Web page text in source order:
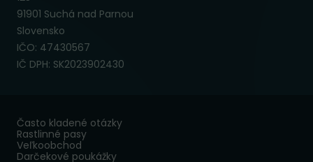
91901 Suchá nad Parnou
Slovensko
IČO: 47430567
IČ DPH: SK2023902430
Často kladené otázky
Rastlinné pasy
Veľkoobchod
Darčekové poukážky